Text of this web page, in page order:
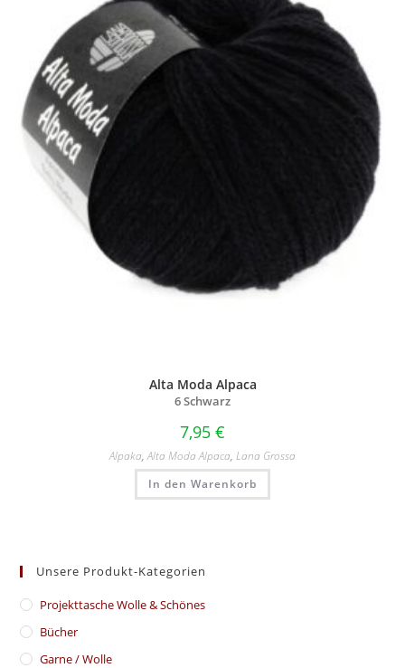
Alta Moda Alpaca
6 Schwarz
7,95 €
Alpaka,Alta Moda Alpaca, Lana Grossa
In den Warenkorb
Unsere Produkt-Kategorien
​Projekttasche Wolle & Schönes
Bücher
Garne / Wolle